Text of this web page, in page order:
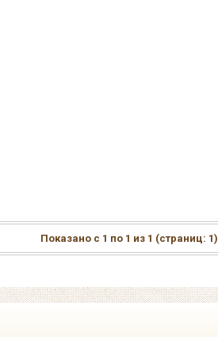
Показано с 1 по 1 из 1 (страниц: 1)